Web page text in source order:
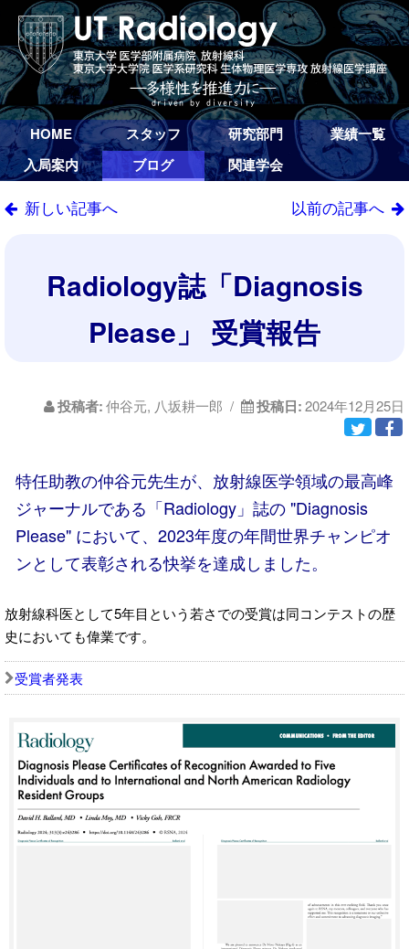
HOME スタッフ 研究部門
業績一覧
入局案内
ブログ 関連学会
新しい記事へ 以前の記事へ
Radiology誌「Diagnosis
Please」 受賞報告
投稿者:仲谷元, 八坂耕一郎 / 投稿日:2024年12月25日
特任助教の仲谷元先生が、放射線医学領域の最高峰
ジャーナルである「Radiology」誌の "Diagnosis
Please" において、2023年度の年間世界チャンピオ
ンとして表彰される快挙を達成しました。
放射線科医として5年目という若さでの受賞は同コンテストの歴
史においても偉業です。
受賞者発表